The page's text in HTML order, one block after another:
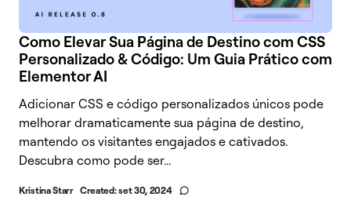
Como Elevar Sua Página de Destino com CSS
Personalizado & Código: Um Guia Prático com
Elementor AI
Adicionar CSS e código personalizados únicos pode
melhorar dramaticamente sua página de destino,
mantendo os visitantes engajados e cativados.
Descubra como pode ser...
Kristina Starr Created:set 30, 2024